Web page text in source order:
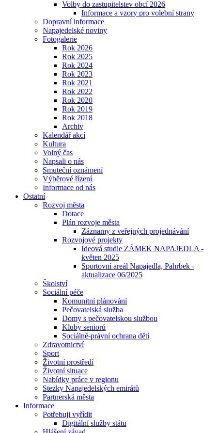
Volby do zastupitelstev obcí 2026
Informace a vzory pro volební strany
Dopravní informace
Napajedelské noviny
Fotogalerie
Rok 2026
Rok 2025
Rok 2024
Rok 2023
Rok 2021
Rok 2022
Rok 2020
Rok 2019
Rok 2018
Archiv
Kalendář akcí
Kultura
Volný čas
Napsali o nás
Smuteční oznámení
Výběrové řízení
Informace od nás
Ostatní
Rozvoj města
Dotace
Plán rozvoje města
Záznamy z veřejných projednávání
Rozvojové projekty
Ideová studie ZÁMEK NAPAJEDLA -
květen 2025
Sportovní areál Napajedla, Pahrbek -
aktualizace 06/2025
Školství
Sociální péče
Komunitní plánování
Pečovatelská služba
Domy s pečovatelskou službou
Kluby seniorů
Sociálně-právní ochrana dětí
Zdravotnictví
Sport
Životní prostředí
Životní situace
Nabídky práce v regionu
Stezky Napajedelských emirátů
Partnerská města
Informace
Potřebuji vyřídit
Digitální služby státu